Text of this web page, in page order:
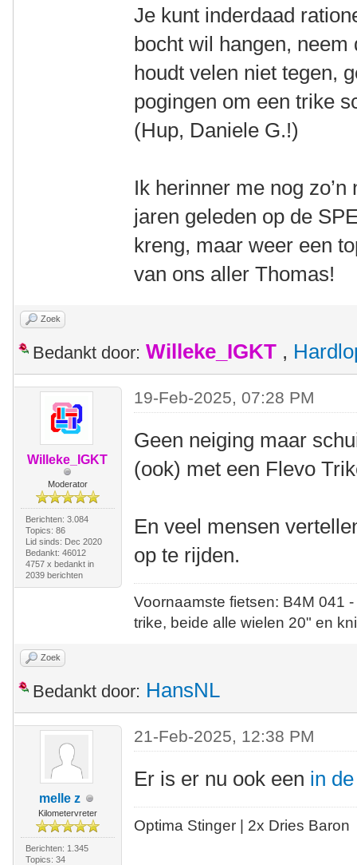
Je kunt inderdaad
bocht wil hangen,
houdt velen niet tegen,
pogingen om een trike
(Hup, Daniele G.!)
Ik herinner me nog
jaren geleden op de
kreng, maar weer een
van ons aller Thomas!
Zoek
Bedankt door: Willeke_IGKT ,
Willeke_IGKT
Moderator
Berichten: 3.084
Topics: 86
Lid sinds: Dec 2020
Bedankt: 46012
4757 x bedankt in
2039 berichten
19-Feb-2025, 07:28 PM
Geen neiging maar
(ook) met een Flevo
En veel mensen
op te rijden.
Voornaamste fietsen: B4M
trike, beide alle wielen 20" en
Zoek
Bedankt door: HansNL
melle z
Kilometervreter
Berichten: 1.345
Topics: 34
21-Feb-2025, 12:38 PM
Er is er nu ook een in
Optima Stinger | 2x Dries Baron